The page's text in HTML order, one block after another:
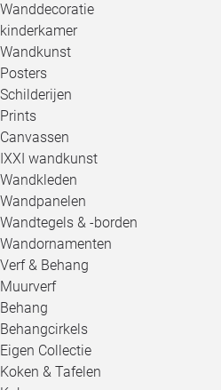
Wanddecoratie
kinderkamer
Wandkunst
Posters
Schilderijen
Prints
Canvassen
IXXI wandkunst
Wandkleden
Wandpanelen
Wandtegels & -borden
Wandornamenten
Verf & Behang
Muurverf
Behang
Behangcirkels
Eigen Collectie
Koken & Tafelen